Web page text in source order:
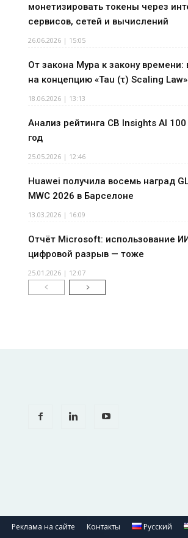
монетизировать токены через
сервисов, сетей и вычислений
26.06.2026 | 15:05
От закона Мура к закону времени:
на концепцию «Tau (τ) Scaling Law»
18.06.2026 | 13:13
Анализ рейтинга CB Insights AI
год
25.05.2026 | 12:46
Huawei получила восемь наград
MWC 2026 в Барселоне
13.03.2026 | 16:09
Отчёт Microsoft: использование
цифровой разрыв — тоже
25.01.2026 | 12:07
Реклама на сайте Контакты Русский